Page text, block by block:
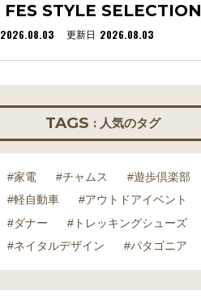
FES STYLE SELECTION
2026.08.03 更新日 2026.08.03
TAGS : 人気のタグ
#家電 #チャムス
#遊歩倶楽部
#軽自動車
#アウトドアイベント
#ダナー
#トレッキングシューズ
#ネイタルデザイン
#パタゴニア